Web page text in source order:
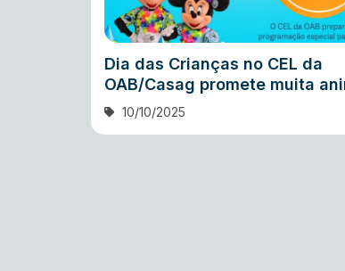
Dia das Crianças no CEL da
OAB/Casag promete muita
10/10/2025